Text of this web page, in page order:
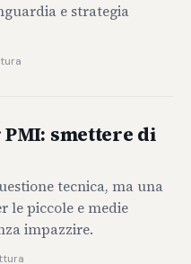
e strategia
smettere di
tecnica, ma una
le piccole e medie
impazzire.